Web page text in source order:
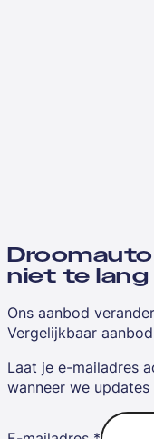
niet te lang
Ons aanbod
Vergelijkbaar
Laat je e-mailadres
wanneer we